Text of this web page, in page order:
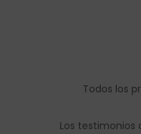
Todos los
Los testimonios